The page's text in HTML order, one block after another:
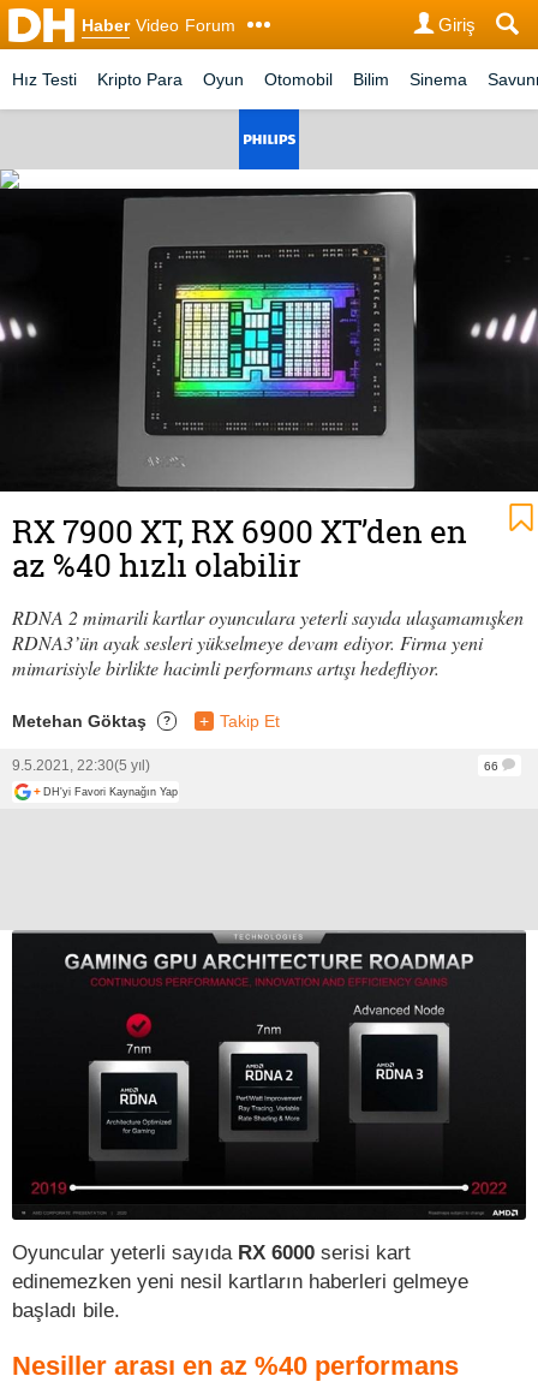
Haber Video Forum Giriş
Hız Testi Kripto Para Oyun Otomobil Bilim Sinema
RX 7900 XT, RX 6900 XT’den en
az %40 hızlı olabilir
RDNA 2 mimarili kartlar oyunculara yeterli sayıda ulaşamamışken
RDNA3’ün ayak sesleri yükselmeye devam ediyor. Firma yeni
mimarisiyle birlikte hacimli performans artışı hedefliyor.
Metehan Göktaş ? + Takip Et
9.5.2021, 22:30(5 yıl)
66
+ DH'yi Favori Kaynağın Yap
Oyuncular yeterli sayıda RX 6000 serisi kart
edinemezken yeni nesil kartların haberleri gelmeye
başladı bile.
Nesiller arası en az %40 performans